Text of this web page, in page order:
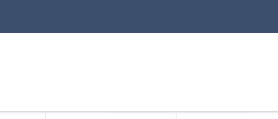
Kontaktformular